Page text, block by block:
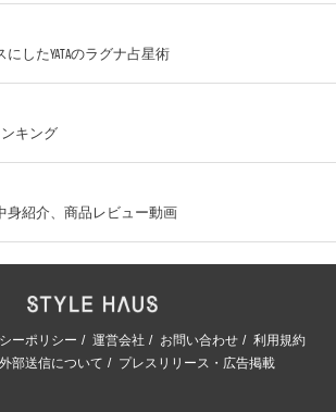
したYATAのラグナ占星術
ンキング
身紹介、商品レビュー動画
ーポリシー 運営会社 お問い合わせ
利用規約
部送信について
プレスリリース・広告掲載